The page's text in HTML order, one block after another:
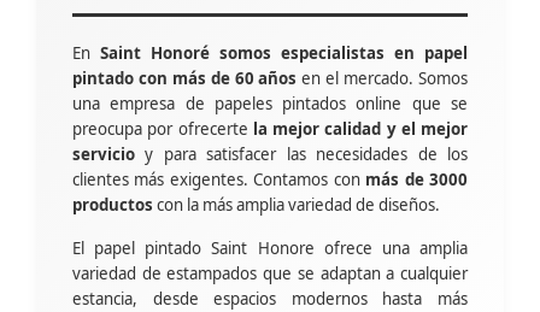
En Saint Honoré somos especialistas en papel
pintado con más de 60 años en el mercado. Somos
una empresa de papeles pintados online que se
preocupa por ofrecerte la mejor calidad y el mejor
servicio y para satisfacer las necesidades de los
clientes más exigentes. Contamos con más de 3000
productos con la más amplia variedad de diseños.
El papel pintado Saint Honore ofrece una amplia
variedad de estampados que se adaptan a cualquier
estancia, desde espacios modernos hasta más